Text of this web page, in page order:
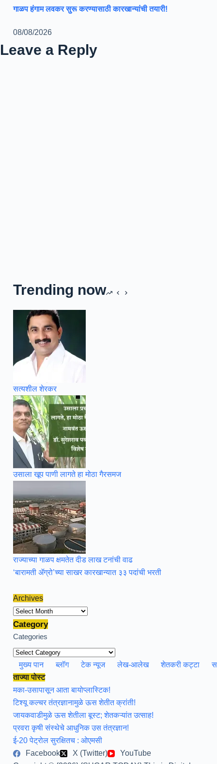
गाळप हंगाम लवकर सुरू करण्यासाठी कारखान्यांची तयारी!
08/08/2026
Leave a Reply
Trending now
सत्यशील शेरकर
उसाला खूप पाणी लागते हा मोठा गैरसमज
राज्याच्या गाळप क्षमतेत दीड लाख टनांची वाढ
‘बारामती ॲग्रो’च्या साखर कारखान्यात ३३ पदांची भरती
Archives
Archives
Category
Categories
मुख्य पान ब्लॉग टेक न्यूज लेख-आलेख शेतकरी कट्टा
ताज्या पोस्ट
मका-उसापासून आता बायोप्लास्टिक!
टिश्यू कल्चर तंत्रज्ञानामुळे ऊस शेतीत क्रांती!
जायकवाडीमुळे ऊस शेतीला बूस्ट; शेतकऱ्यांत उत्साह!
प्रवरा कृषी संस्थेचे आधुनिक उस तंत्रज्ञान!
ई-20 पेट्रोल सुरक्षितच : ओएमसी
Facebook
X (Twitter)
YouTube